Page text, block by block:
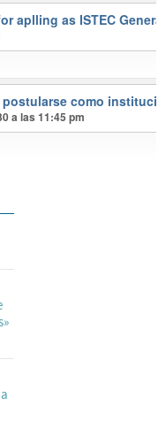
aplling as ISTEC
como
a las 11:45 pm